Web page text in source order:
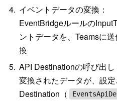
イベントデータの変換：
EventBridgeルールの
ントデータを、Teamsに
換
API Destinationの呼び出し
変換されたデータが、設
Destination（